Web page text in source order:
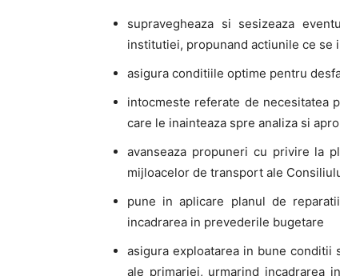
supravegheaza si sesizeaza
institutiei, propunand actiunile ce se
asigura conditiile optime pentru
intocmeste referate de necesitatea
care le inainteaza spre analiza si
avanseaza propuneri cu privire la
mijloacelor de transport ale
pune in aplicare planul de
incadrarea in prevederile bugetare
asigura exploatarea in bune
ale primariei, urmarind incadrarea